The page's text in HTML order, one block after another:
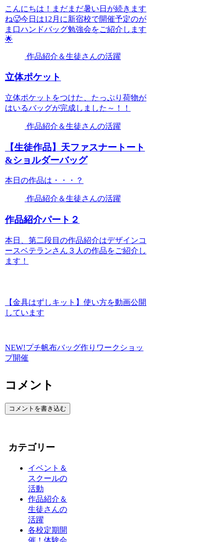
こんにちは！まだまだ暑い日が続きます
ね🥵今日は12月に新宿校で開催予定のが
ま口ハンドバッグ勉強会をご紹介します
🌟
作品紹介＆生徒さんの活躍
立体ポケット
立体ポケットをつけた、たっぷり荷物が
はいるバッグが完成しました～！！
作品紹介＆生徒さんの活躍
【生徒作品】天ファスナートート
&ショルダーバッグ
本日の作品は・・・？
作品紹介＆生徒さんの活躍
作品紹介パート２
本日、第二段目の作品紹介はデザインコ
ースベテランさん３人の作品をご紹介し
ます！
【金具はずしキット】使い方を動画公開
しています
NEW!プチ帆布バッグ作りワークショッ
プ開催
コメント
コメントを書き込む
カテゴリー
イベント＆
スクールの
活動
作品紹介＆
生徒さんの
活躍
各校定期開
催！体験会